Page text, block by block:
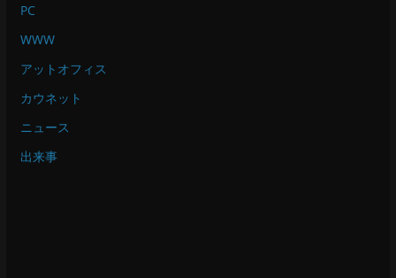
PC
WWW
アットオフィス
カウネット
ニュース
出来事